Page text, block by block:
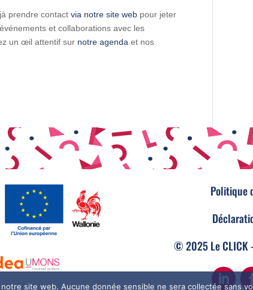
prendre contactvia notre site web pour jeter
et collaborations avec les
un œil attentif sur notre agenda et nos
Politique
© 2025 Le CLICK
site web. Aucune donnée sensible ne sera collectée sans